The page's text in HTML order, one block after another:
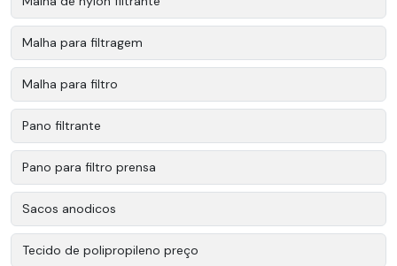
Malha para filtragem
Malha para filtro
Pano filtrante
Pano para filtro prensa
Sacos anodicos
Tecido de polipropileno preço